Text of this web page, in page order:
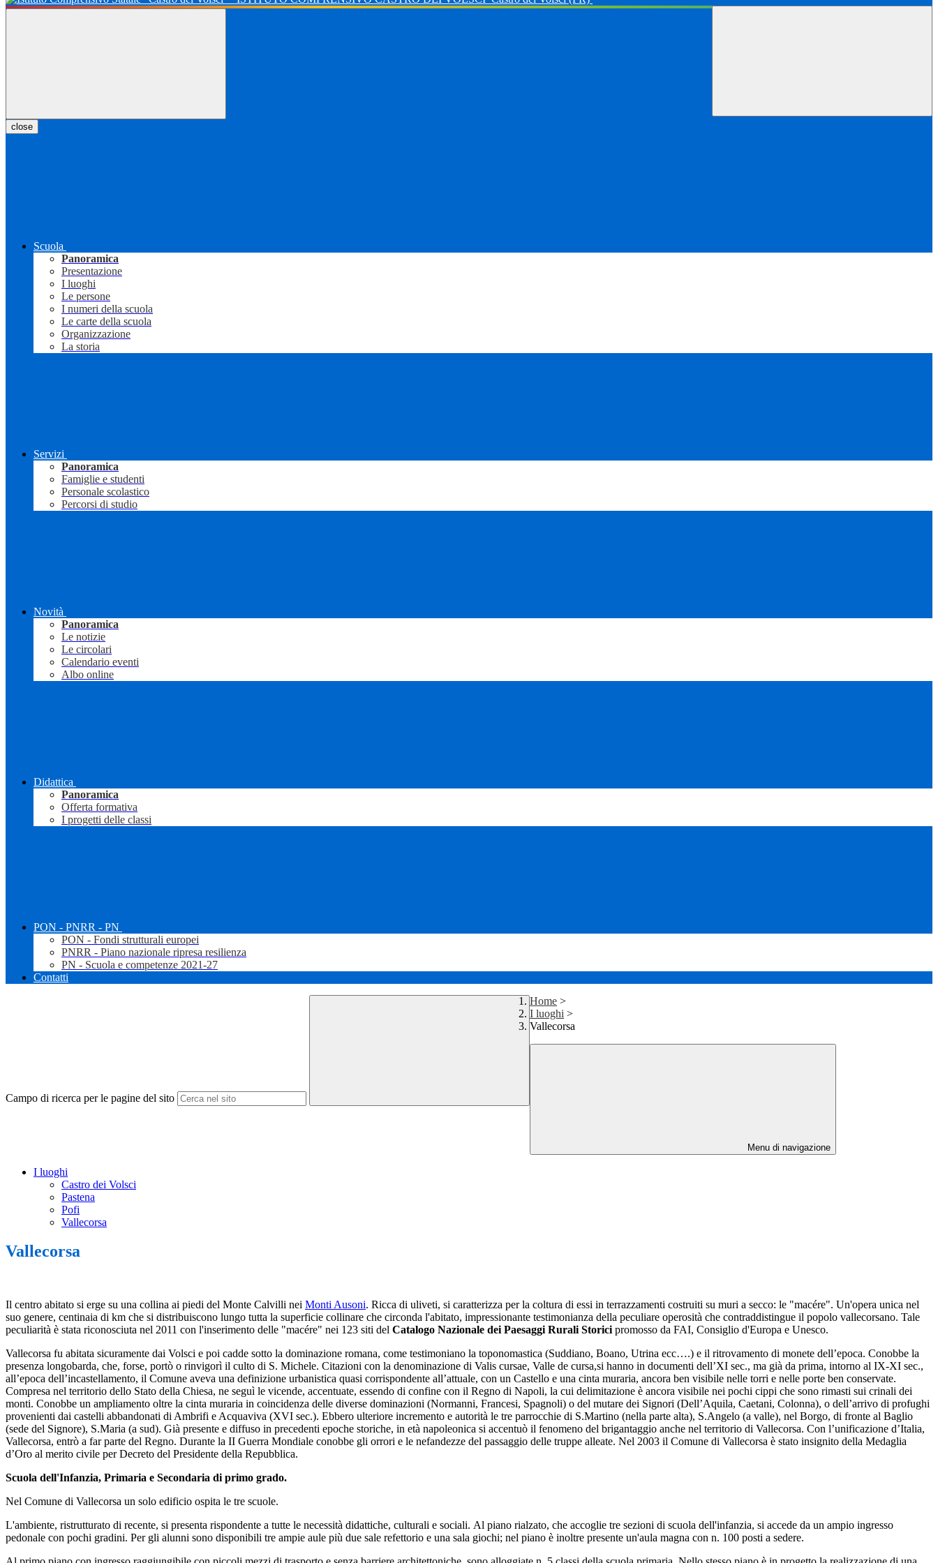
close
Scuola
Panoramica
Presentazione
I luoghi
Le persone
I numeri della scuola
Le carte della scuola
Organizzazione
La storia
Servizi
Panoramica
Famiglie e studenti
Personale scolastico
Percorsi di studio
Novità
Panoramica
Le notizie
Le circolari
Calendario eventi
Albo online
Didattica
Panoramica
Offerta formativa
I progetti delle classi
PON - PNRR - PN
PON - Fondi strutturali europei
PNRR - Piano nazionale ripresa resilienza
PN - Scuola e competenze 2021-27
Contatti
Campo di ricerca per le pagine del sito
Home >
I luoghi >
Vallecorsa
Menu di navigazione
I luoghi
Castro dei Volsci
Pastena
Pofi
Vallecorsa
Vallecorsa
Il centro abitato si erge su una collina ai piedi del Monte Calvilli nei Monti Ausoni. Ricca di uliveti, si caratterizza per la coltura di essi in terrazzamenti costruiti su muri a secco: le "macére". Un'opera unica nel
suo genere, centinaia di km che si distribuiscono lungo tutta la superficie collinare che circonda l'abitato, impressionante testimonianza della peculiare operosità che contraddistingue il popolo vallecorsano. Tale
peculiarità è stata riconosciuta nel 2011 con l'inserimento delle "macére" nei 123 siti del Catalogo Nazionale dei Paesaggi Rurali Storici promosso da FAI, Consiglio d'Europa e Unesco.
Vallecorsa fu abitata sicuramente dai Volsci e poi cadde sotto la dominazione romana, come testimoniano la toponomastica (Suddiano, Boano, Utrina ecc….) e il ritrovamento di monete dell’epoca. Conobbe la
presenza longobarda, che, forse, portò o rinvigorì il culto di S. Michele. Citazioni con la denominazione di Valis cursae, Valle de cursa,si hanno in documenti dell’XI sec., ma già da prima, intorno al IX-XI sec.,
all’epoca dell’incastellamento, il Comune aveva una definizione urbanistica quasi corrispondente all’attuale, con un Castello e una cinta muraria, ancora ben visibile nelle torri e nelle porte ben conservate.
Compresa nel territorio dello Stato della Chiesa, ne seguì le vicende, accentuate, essendo di confine con il Regno di Napoli, la cui delimitazione è ancora visibile nei pochi cippi che sono rimasti sui crinali dei
monti. Conobbe un ampliamento oltre la cinta muraria in coincidenza delle diverse dominazioni (Normanni, Francesi, Spagnoli) o del mutare dei Signori (Dell’Aquila, Caetani, Colonna), o dell’arrivo di profughi
provenienti dai castelli abbandonati di Ambrifi e Acquaviva (XVI sec.). Ebbero ulteriore incremento e autorità le tre parrocchie di S.Martino (nella parte alta), S.Angelo (a valle), nel Borgo, di fronte al Baglio
(sede del Signore), S.Maria (a sud). Già presente e diffuso in precedenti epoche storiche, in età napoleonica si accentuò il fenomeno del brigantaggio anche nel territorio di Vallecorsa. Con l’unificazione d’Italia,
Vallecorsa, entrò a far parte del Regno. Durante la II Guerra Mondiale conobbe gli orrori e le nefandezze del passaggio delle truppe alleate. Nel 2003 il Comune di Vallecorsa è stato insignito della Medaglia
d’Oro al merito civile per Decreto del Presidente della Repubblica.
Scuola dell'Infanzia, Primaria e Secondaria di primo grado.
Nel Comune di Vallecorsa un solo edificio ospita le tre scuole.
L'ambiente, ristrutturato di recente, si presenta rispondente a tutte le necessità didattiche, culturali e sociali. Al piano rialzato, che accoglie tre sezioni di scuola dell'infanzia, si accede da un ampio ingresso
pedonale con pochi gradini. Per gli alunni sono disponibili tre ampie aule più due sale refettorio e una sala giochi; nel piano è inoltre presente un'aula magna con n. 100 posti a sedere.